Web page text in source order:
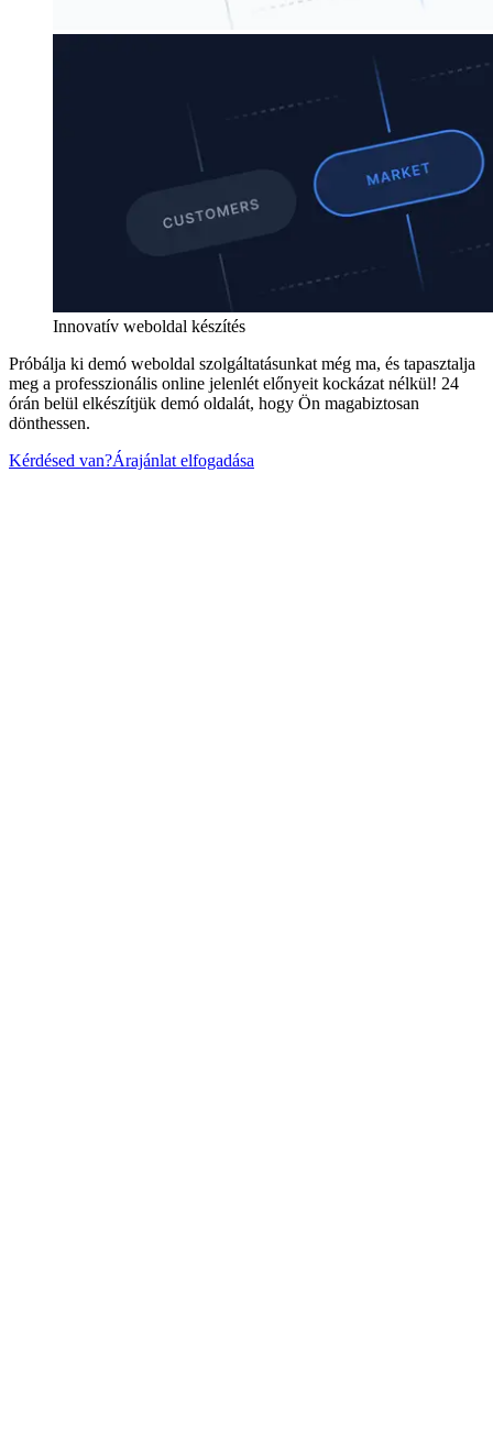
Innovatív weboldal készítés
Próbálja ki demó weboldal szolgáltatásunkat még ma, és tapasztalja
meg a professzionális online jelenlét előnyeit kockázat nélkül! 24
órán belül elkészítjük demó oldalát, hogy Ön magabiztosan
dönthessen.
Kérdésed van?Árajánlat elfogadása